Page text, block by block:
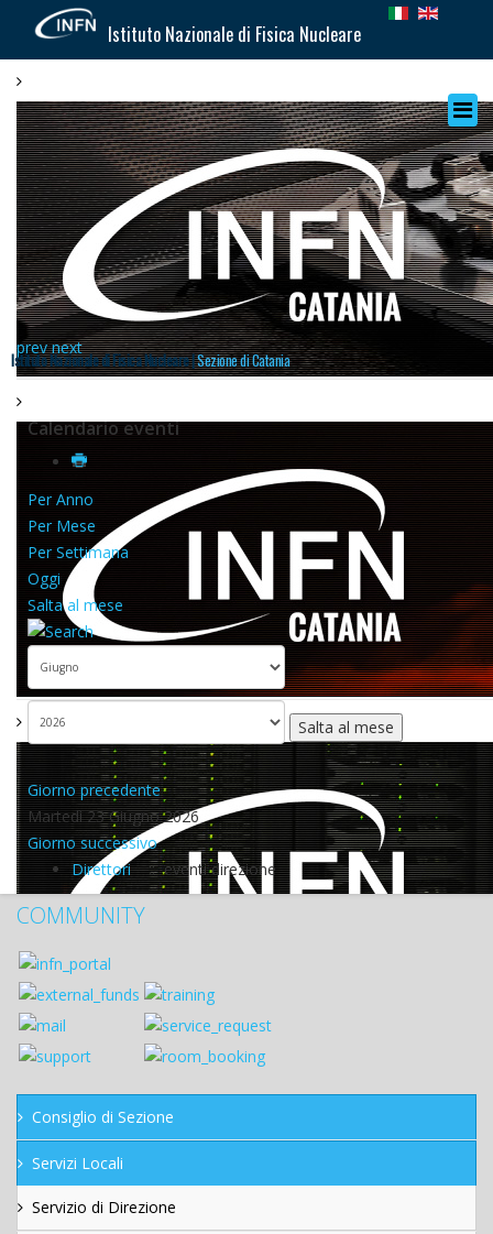
Istituto Nazionale di Fisica Nucleare
prev next
Istituto Nazionale di Fisica Nucleare |Sezione di Catania
Calendario eventi
Per Anno
Per Mese
Per Settimana
Oggi
Salta al mese
Salta al mese
Giorno precedente
Martedì 23 Giugno 2026
Giorno successivo
Direttori :: eventi direzione
COMMUNITY
Consiglio di Sezione
Servizi Locali
Servizio di Direzione